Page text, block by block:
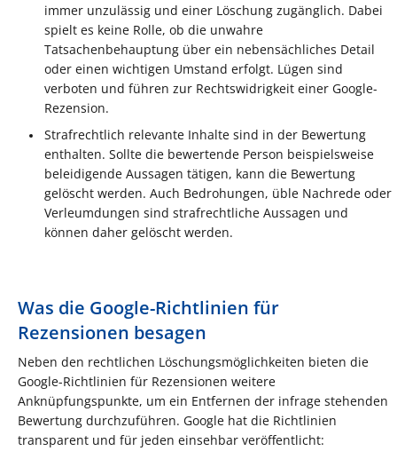
immer unzulässig und einer Löschung zugänglich. Dabei
spielt es keine Rolle, ob die unwahre
Tatsachenbehauptung über ein nebensächliches Detail
oder einen wichtigen Umstand erfolgt. Lügen sind
verboten und führen zur Rechtswidrigkeit einer Google-
Rezension.
Strafrechtlich relevante Inhalte sind in der Bewertung
enthalten. Sollte die bewertende Person beispielsweise
beleidigende Aussagen tätigen, kann die Bewertung
gelöscht werden. Auch Bedrohungen, üble Nachrede oder
Verleumdungen sind strafrechtliche Aussagen und
können daher gelöscht werden.
Was die Google-Richtlinien für
Rezensionen besagen
Neben den rechtlichen Löschungsmöglichkeiten bieten die
Google-Richtlinien für Rezensionen weitere
Anknüpfungspunkte, um ein Entfernen der infrage stehenden
Bewertung durchzuführen. Google hat die Richtlinien
transparent und für jeden einsehbar veröffentlicht: